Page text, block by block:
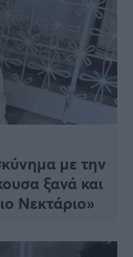
με την
ξανά και
Νεκτάριο»